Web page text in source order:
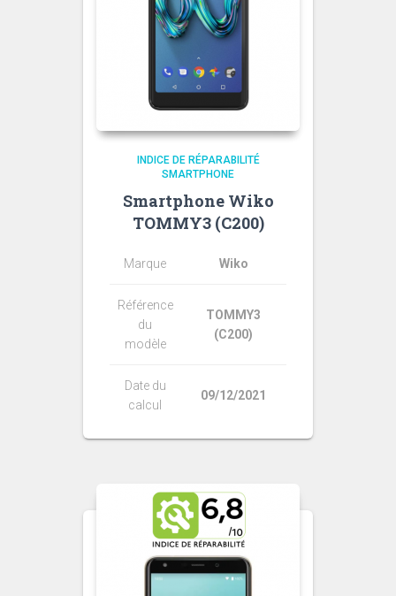
INDICE DE RÉPARABILITÉ
SMARTPHONE
Smartphone Wiko
TOMMY3 (C200)
Marque Wiko
Référence
du
modèle
TOMMY3
(C200)
Date du
calcul
09/12/2021